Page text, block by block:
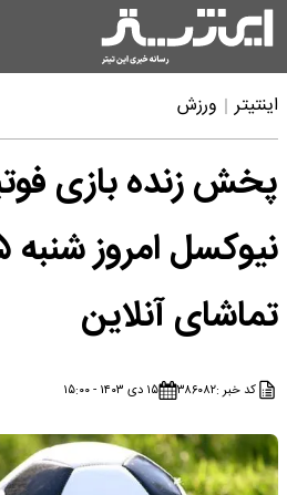
اینتیتر ورزش
پخش زنده بازی
تماشای آنلاین
کد خبر :۳۸۶۰۸۲ ۱۵ دی ۱۴۰۳ - ۱۵:۰۰